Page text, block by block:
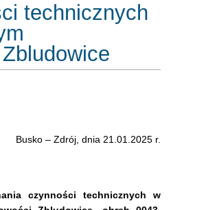
technicznych
Busko – Zdrój, dnia 21.01.2025 r.
czynności technicznych w